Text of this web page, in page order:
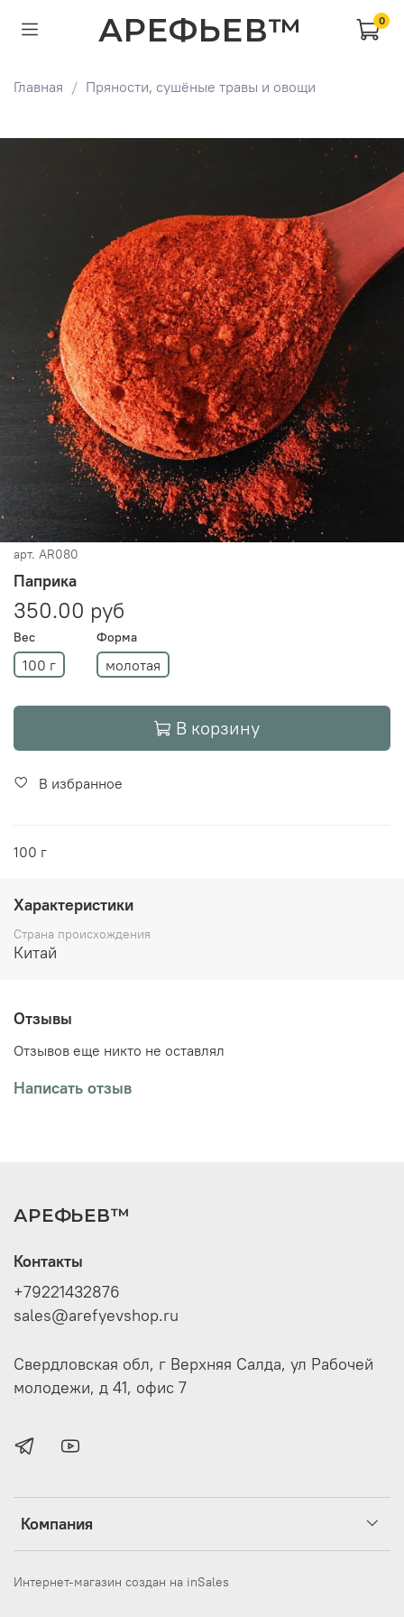
АРЕФЬЕВ™ 0
Главная Пряности, сушёные травы и овощи
арт. AR080
Паприка
350.00 руб
Вес
100 г
Форма
молотая
В корзину
В избранное
100 г
Характеристики
Страна происхождения
Китай
Отзывы
Отзывов еще никто не оставлял
Написать отзыв
АРЕФЬЕВ™
Компания
Контакты
+79221432876
sales@arefyevshop.ru
Свердловская обл, г Верхняя Салда, ул Рабочей
молодежи, д 41, офис 7
Интернет-магазин создан на inSales